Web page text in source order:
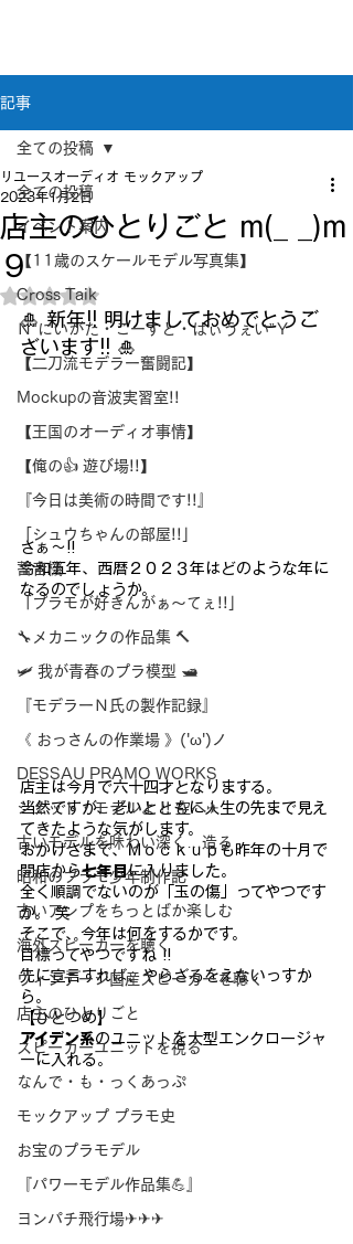
記事
全ての投稿
イベント案内
【11歳のスケールモデル写真集】
Cross Taik
Ｎ”にいがた・こーすと・はぃうぇい”Ｙ
【二刀流モデラー奮闘記】
Mockupの音波実習室!!
【王国のオーディオ事情】
【俺の👍 遊び場!!】
『今日は美術の時間です!!』
「シュウちゃんの部屋!!」
蓄音機
「プラモが好きんがぁ～てぇ!!」
🔧メカニックの作品集 🔨
🛩 我が青春のプラ模型 🛥
『モデラーＮ氏の製作記録』
《 おっさんの作業場 》('ω')ノ
DESSAU PRAMO WORKS
ジェット・モデルよ !! 空へ✈
古いモデルを味わい深く…造る
昭和のプラモ少年制作記
古いアンプをちっとばか楽しむ
海外スピーカーを聴く
ヴィンテージ国産スピーカーを聴く
店主のひとりごと
スピーカーユニットを視る
なんで・も・っくあっぷ
モックアップ プラモ史
お宝のプラモデル
『パワーモデル作品集💪』
ヨンパチ飛行場✈✈✈
全ての投稿
店主のひとりごと m(_ _)m
９
リユースオーディオ モックアップ
2023年1月2日
5つ星のうちNaNと評価されています。
🎍 新年!! 明けましておめでとうご
ざいます!! 🎍
さぁ～!!
令和五年、西暦２０２３年はどのような年に
なるのでしょうか。
店主は今月で六十四才となりまする。
当然ですが、老いとともに人生の先まで見え
てきたような気がします。
おかげさまで、Ｍｏｃｋｕｐも昨年の十月で
開店から七年目に入りました。
全く順調でないのが「玉の傷」ってやつです
か。 笑
そこで、今年は何をするかです。
目標ってやつですね !!
先に宣言すれば、やらざるをえないっすか
ら。
【ひとつめ】
アイデン系のユニットを大型エンクロージャ
ーに入れる。